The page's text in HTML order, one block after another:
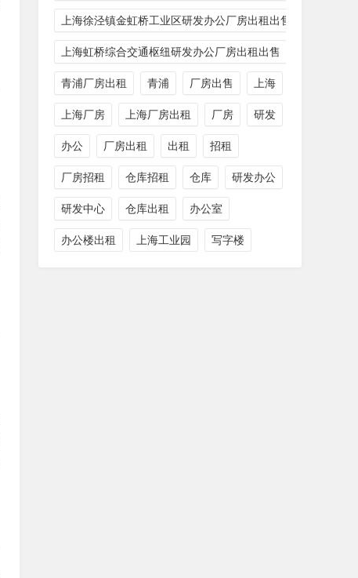
上海徐泾镇金虹桥工业区研发办公厂房出租出售
上海虹桥综合交通枢纽研发办公厂房出租出售
青浦厂房出租 青浦 厂房出售 上海
上海厂房 上海厂房出租 厂房 研发
办公 厂房出租 出租 招租
厂房招租 仓库招租 仓库 研发办公
研发中心 仓库出租 办公室
办公楼出租 上海工业园 写字楼